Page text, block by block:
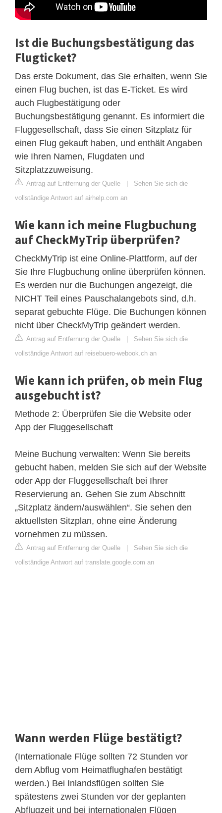
Ist die Buchungsbestätigung das
Flugticket?
Das erste Dokument, das Sie erhalten, wenn Sie
einen Flug buchen, ist das E-Ticket. Es wird
auch Flugbestätigung oder
Buchungsbestätigung genannt. Es informiert die
Fluggesellschaft, dass Sie einen Sitzplatz für
einen Flug gekauft haben, und enthält Angaben
wie Ihren Namen, Flugdaten und
Sitzplatzzuweisung.
Antrag auf Entfernung der Quelle | Sehen Sie sich die
vollständige Antwort auf airhelp.com an
Wie kann ich meine Flugbuchung
auf CheckMyTrip überprüfen?
CheckMyTrip ist eine Online-Plattform, auf der
Sie Ihre Flugbuchung online überprüfen können.
Es werden nur die Buchungen angezeigt, die
NICHT Teil eines Pauschalangebots sind, d.h.
separat gebuchte Flüge. Die Buchungen können
nicht über CheckMyTrip geändert werden.
Antrag auf Entfernung der Quelle | Sehen Sie sich die
vollständige Antwort auf reisebuero-webook.ch an
Wie kann ich prüfen, ob mein Flug
ausgebucht ist?
Methode 2: Überprüfen Sie die Website oder
App der Fluggesellschaft
Meine Buchung verwalten: Wenn Sie bereits
gebucht haben, melden Sie sich auf der Website
oder App der Fluggesellschaft bei Ihrer
Reservierung an. Gehen Sie zum Abschnitt
„Sitzplatz ändern/auswählen“. Sie sehen den
aktuellsten Sitzplan, ohne eine Änderung
vornehmen zu müssen.
Antrag auf Entfernung der Quelle | Sehen Sie sich die
vollständige Antwort auf translate.google.com an
Wann werden Flüge bestätigt?
(Internationale Flüge sollten 72 Stunden vor
dem Abflug vom Heimatflughafen bestätigt
werden.) Bei Inlandsflügen sollten Sie
spätestens zwei Stunden vor der geplanten
Abflugzeit und bei internationalen Flügen